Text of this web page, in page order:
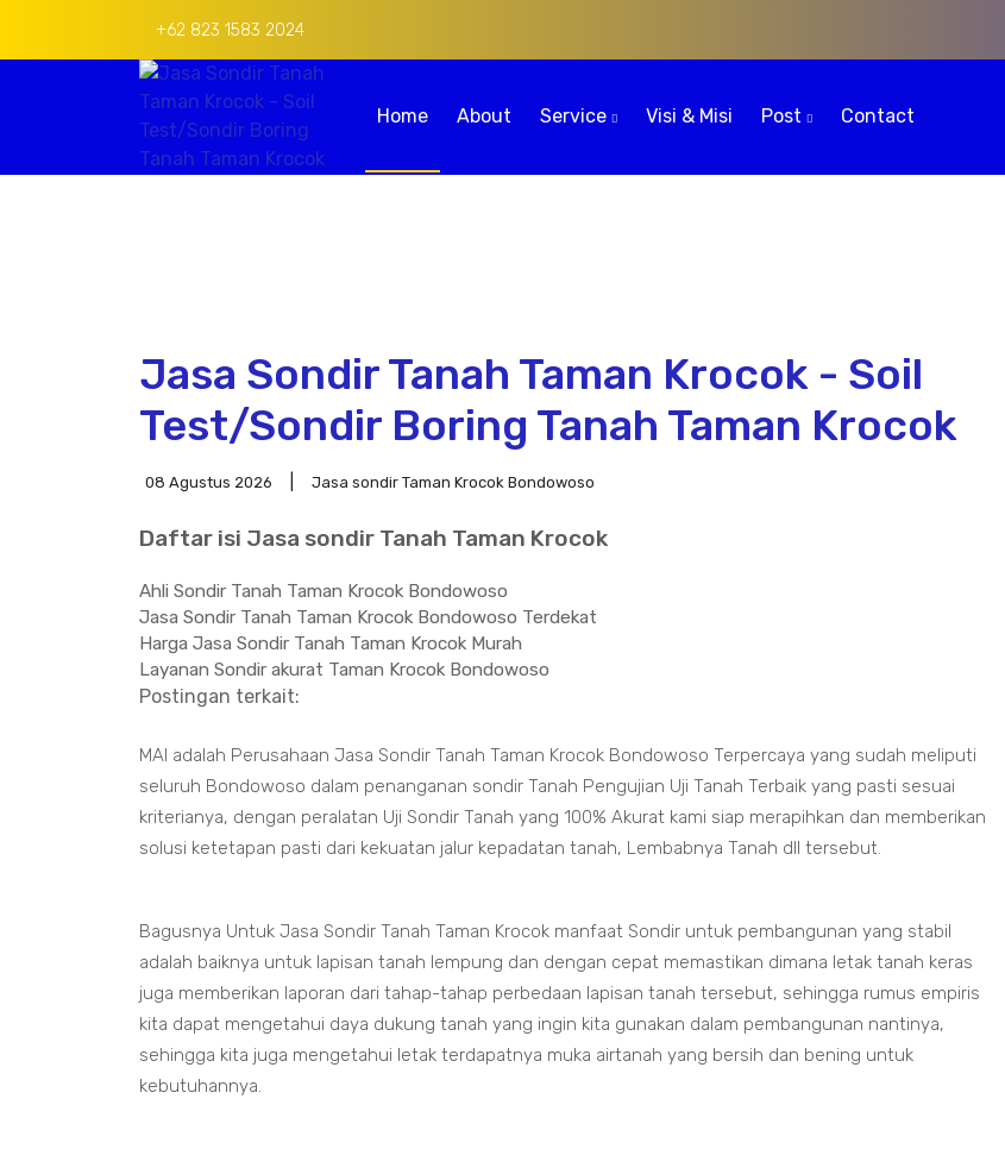
+62 823 1583 2024
Home About Service Visi & Misi Post Contact
Jasa Sondir Tanah Taman Krocok - Soil
Test/Sondir Boring Tanah Taman Krocok
08 Agustus 2026 Jasa sondir Taman Krocok Bondowoso
Daftar isi Jasa sondir Tanah Taman Krocok
Ahli Sondir Tanah Taman Krocok Bondowoso
Jasa Sondir Tanah Taman Krocok Bondowoso Terdekat
Harga Jasa Sondir Tanah Taman Krocok Murah
Layanan Sondir akurat Taman Krocok Bondowoso
Postingan terkait:
MAI adalah Perusahaan Jasa Sondir Tanah Taman Krocok Bondowoso Terpercaya yang sudah meliputi
seluruh Bondowoso dalam penanganan sondir Tanah Pengujian Uji Tanah Terbaik yang pasti sesuai
kriterianya, dengan peralatan Uji Sondir Tanah yang 100% Akurat kami siap merapihkan dan memberikan
solusi ketetapan pasti dari kekuatan jalur kepadatan tanah, Lembabnya Tanah dll tersebut.
Bagusnya Untuk Jasa Sondir Tanah Taman Krocok manfaat Sondir untuk pembangunan yang stabil
adalah baiknya untuk lapisan tanah lempung dan dengan cepat memastikan dimana letak tanah keras
juga memberikan laporan dari tahap-tahap perbedaan lapisan tanah tersebut, sehingga rumus empiris
kita dapat mengetahui daya dukung tanah yang ingin kita gunakan dalam pembangunan nantinya,
sehingga kita juga mengetahui letak terdapatnya muka airtanah yang bersih dan bening untuk
kebutuhannya.